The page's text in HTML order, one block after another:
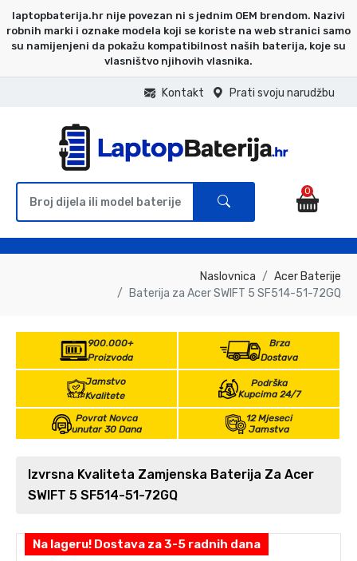
laptopbaterija.hr nije povezan ni s jednim OEM brendom. Nazivi
robnih marki i oznake modela koji se koriste na web stranici samo
su namijenjeni da pokažu kompatibilnost naših baterija, koje su
vlasništvo njihovih vlasnika.
Prati svoju narudžbu
Kontakt
0
Naslovnica
Acer Baterije
Baterija za Acer SWIFT 5 SF514-51-72GQ
900.000+
Proizvoda
Brza
Dostava
Jamstvo
Kvalitete
Podrška
Kupcima 24/7
Povrat Novca
unutar 30 Dana
12 Mjeseci
Jamstva
Izvrsna Kvaliteta Zamjenska Baterija Za Acer
SWIFT 5 SF514-51-72GQ
Na lageru! Dostava za 3-5 radnih dana